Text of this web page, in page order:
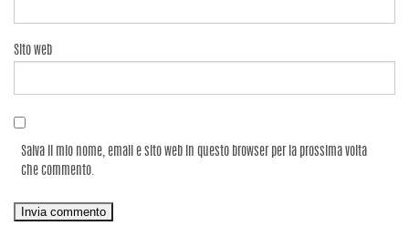
Sito web
Salva il mio nome, email e sito web in questo browser per la prossima volta
che commento.